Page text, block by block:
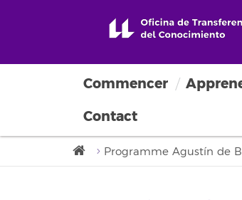
Commencer
Contact
Programme Agustín de